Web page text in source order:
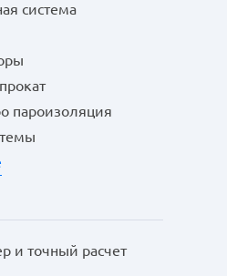
система
пароизоляция
и точный расчет